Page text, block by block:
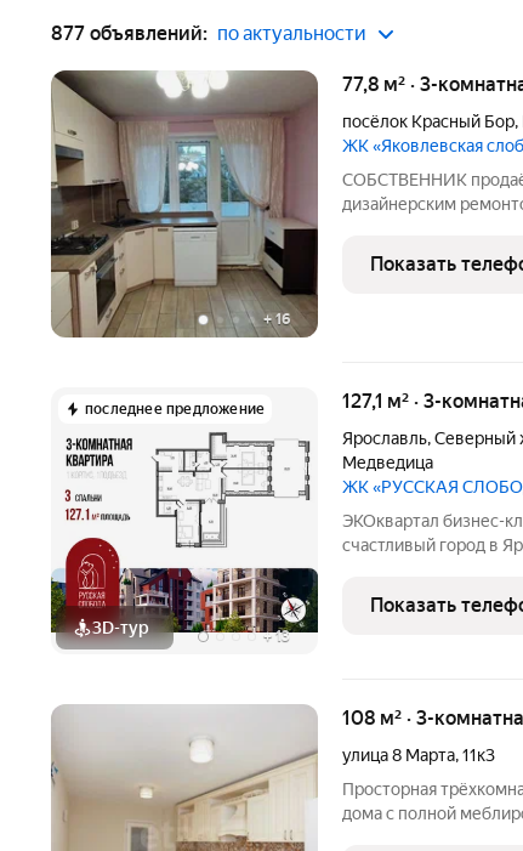
877 объявлений: по актуальности
+ 16
77,8 м² · 3-
посёлок Красный Бор,
ЖК «Яковлевская
СОБСТВЕННИК
дизайнерским ремонтом!
вкладываться в
современный
Показать
последнее предложение
3D-тур +13
127,1 м² · 3-
Ярославль,Северный
Медведица
ЖК «РУССКАЯ
ЭКОквартал бизнес-
счастливый город в
русской душой ЭКОквартал «Русская Слобода», формирующий
среду нового
Показать
108 м² · 3-
улица 8 Марта,11к3
Просторная
дома с полной